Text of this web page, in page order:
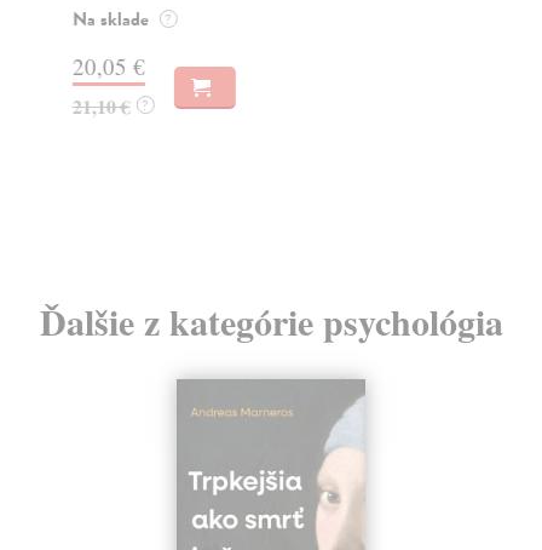
Vaněk Miroslav
historika Michaela Frische, že orální historie je př...
Na stiahnutie ako
Ďalšie z kategórie psychológia